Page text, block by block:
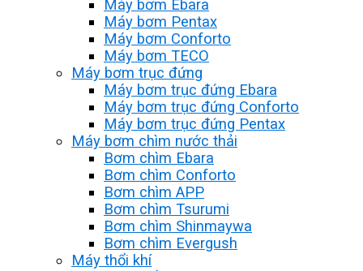
Máy bơm Ebara
Máy bơm Pentax
Máy bơm Conforto
Máy bơm TECO
Máy bơm trục đứng
Máy bơm trục đứng Ebara
Máy bơm trục đứng Conforto
Máy bơm trục đứng Pentax
Máy bơm chìm nước thải
Bơm chìm Ebara
Bơm chìm Conforto
Bơm chìm APP
Bơm chìm Tsurumi
Bơm chìm Shinmaywa
Bơm chìm Evergush
Máy thổi khí